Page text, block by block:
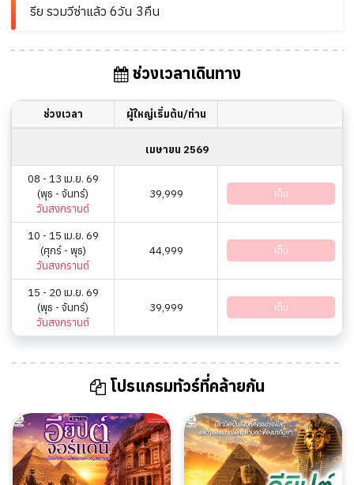
รีย รวมวีซ่าแล้ว 6วัน 3คืน
ช่วงเวลาเดินทาง
ช่วงเวลา ผู้ใหญ่เริ่มต้น/ท่าน
เมษายน 2569
08 - 13 เม.ย. 69
(พุธ - จันทร์)
วันสงกรานต์
39,999 เต็ม
10 - 15 เม.ย. 69
(ศุกร์ - พุธ)
วันสงกรานต์
44,999 เต็ม
15 - 20 เม.ย. 69
(พุธ - จันทร์)
วันสงกรานต์
39,999 เต็ม
โปรแกรมทัวร์ที่คล้ายกัน